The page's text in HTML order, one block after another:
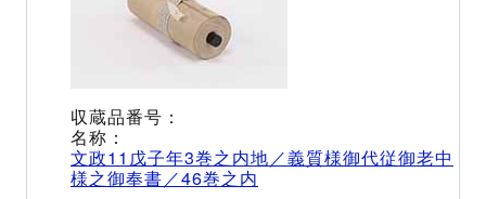
文政11戊子年3巻之内地／義質様御代従御老中
様之御奉書／46巻之内